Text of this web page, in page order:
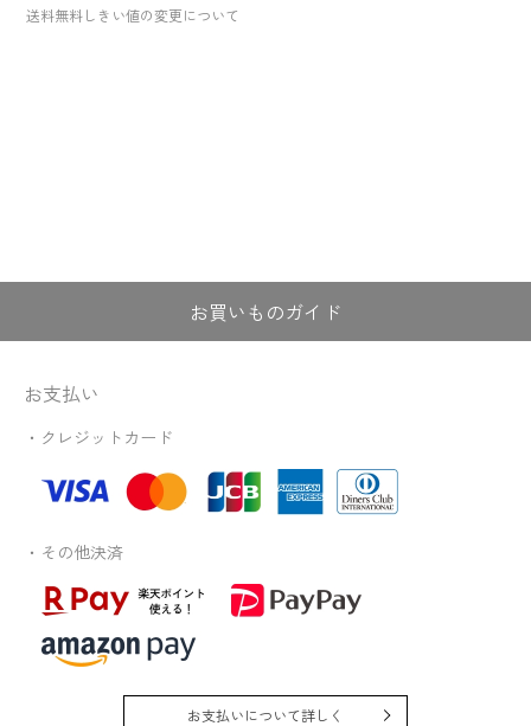
送料無料しきい値の変更について
お買いものガイド
お支払い
・クレジットカード
・その他決済
お支払いについて詳しく